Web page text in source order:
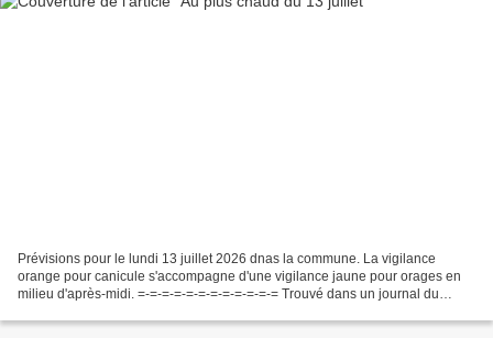
Prévisions pour le lundi 13 juillet 2026 dnas la commune. La vigilance
orange pour canicule s'accompagne d'une vigilance jaune pour orages en
milieu d'après-midi. =-=-=-=-=-=-=-=-=-=-=-= Trouvé dans un journal du